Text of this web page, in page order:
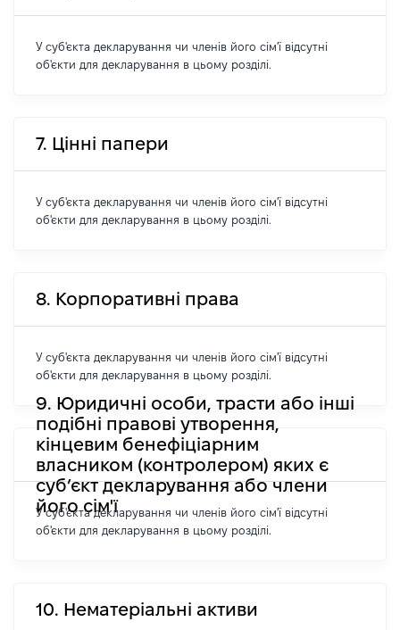
У суб'єкта декларування чи членів його сім'ї відсутні
об'єкти для декларування в цьому розділі.
7. Цінні папери
У суб'єкта декларування чи членів його сім'ї відсутні
об'єкти для декларування в цьому розділі.
8. Корпоративні права
У суб'єкта декларування чи членів його сім'ї відсутні
об'єкти для декларування в цьому розділі.
9. Юридичні особи, трасти або інші
подібні правові утворення,
кінцевим бенефіціарним
власником (контролером) яких є
суб’єкт декларування або члени
його сім'ї
У суб'єкта декларування чи членів його сім'ї відсутні
об'єкти для декларування в цьому розділі.
10. Нематеріальні активи